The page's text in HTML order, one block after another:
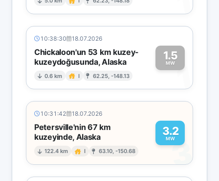
10:38:30 18.07.2026
Chickaloon'un 53 km kuzey-
kuzeydoğusunda, Alaska
0.6 km I 62.25, -148.13
1.5
MW1
10:31:42 18.07.2026
Petersville'nin 67 km
kuzeyinde, Alaska
122.4 km I 63.10, -150.68
3.2
MW
3